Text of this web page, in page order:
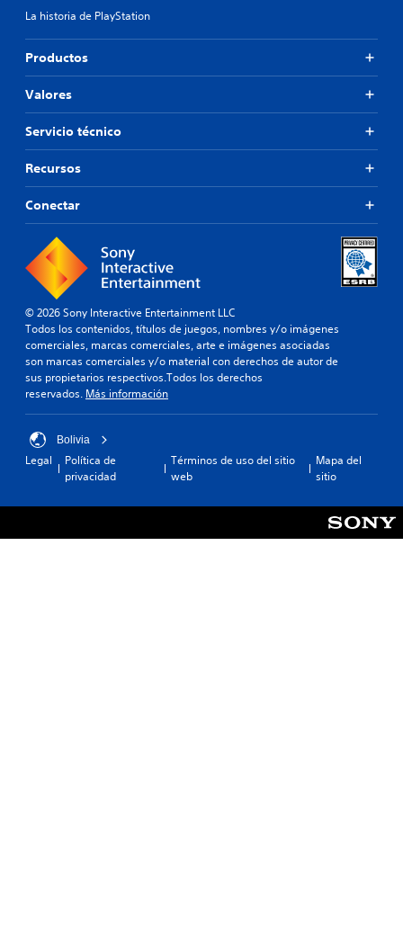
La historia de PlayStation
Productos
Valores
Servicio técnico
Recursos
Conectar
© 2026 Sony Interactive Entertainment LLC
Todos los contenidos, títulos de juegos, nombres y/o imágenes
comerciales, marcas comerciales, arte e imágenes asociadas
son marcas comerciales y/o material con derechos de autor de
sus propietarios respectivos.Todos los derechos
reservados. Más información
Bolivia
Legal
Política de
privacidad
Términos de uso del sitio
web
Mapa del
sitio